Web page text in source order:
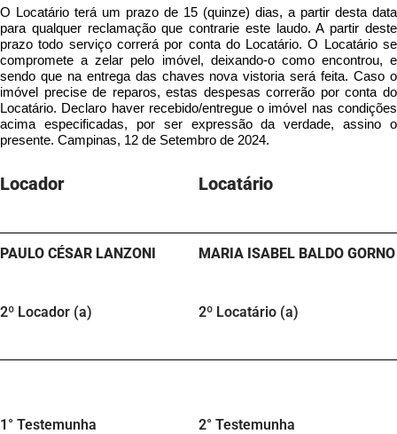
O Locatário terá um prazo de 15 (quinze) dias, a partir desta data
para qualquer reclamação que contrarie este laudo. A partir deste
prazo todo serviço correrá por conta do Locatário. O Locatário se
compromete a zelar pelo imóvel, deixando-o como encontrou, e
sendo que na entrega das chaves nova vistoria será feita. Caso o
imóvel precise de reparos, estas despesas correrão por conta do
Locatário. Declaro haver recebido/entregue o imóvel nas condições
acima especificadas, por ser expressão da verdade, assino o
presente. Campinas, 12 de Setembro de 2024.
Locador
PAULO CÉSAR LANZONI
2º Locador (a)
1° Testemunha
Locatário​
MARIA ISABEL BALDO GORNO
2º Locatário (a)
2° Testemunha